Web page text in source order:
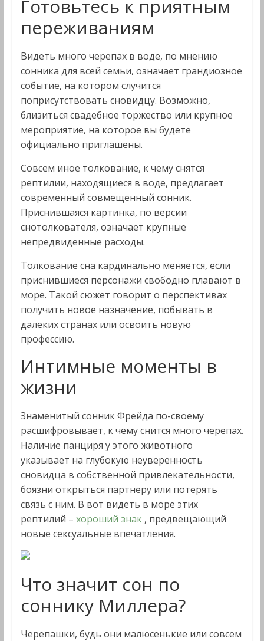
Готовьтесь к приятным
переживаниям
Видеть много черепах в воде, по мнению
сонника для всей семьи, означает грандиозное
событие, на котором случится
поприсутствовать сновидцу. Возможно,
близиться свадебное торжество или крупное
мероприятие, на которое вы будете
официально приглашены.
Совсем иное толкование, к чему снятся
рептилии, находящиеся в воде, предлагает
современный совмещенный сонник.
Приснившаяся картинка, по версии
снотолкователя, означает крупные
непредвиденные расходы.
Толкование сна кардинально меняется, если
приснившиеся персонажи свободно плавают в
море. Такой сюжет говорит о перспективах
получить новое назначение, побывать в
далеких странах или освоить новую
профессию.
Интимные моменты в
жизни
Знаменитый сонник Фрейда по-своему
расшифровывает, к чему снится много черепах.
Наличие панциря у этого животного
указывает на глубокую неуверенность
сновидца в собственной привлекательности,
боязни открыться партнеру или потерять
связь с ним. В вот видеть в море этих
рептилий – хороший знак , предвещающий
новые сексуальные впечатления.
Что значит сон по
соннику Миллера?
Черепашки, будь они малюсенькие или совсем